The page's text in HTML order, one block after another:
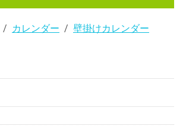
カレンダー 壁掛けカレンダー